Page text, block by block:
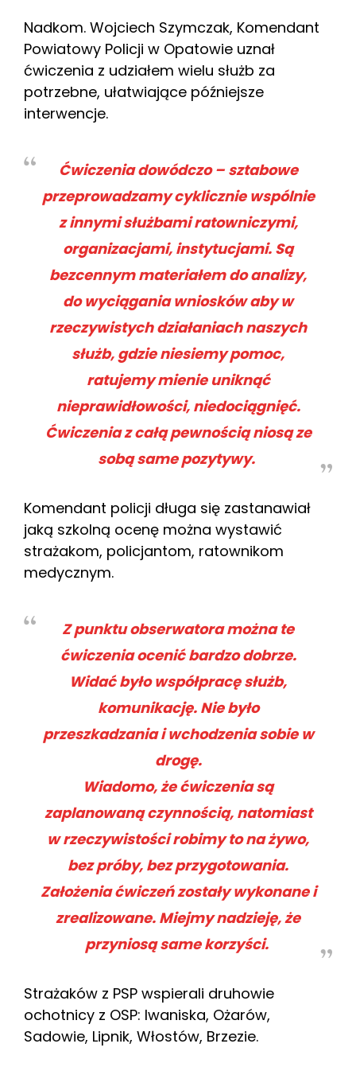
Nadkom. Wojciech Szymczak, Komendant
Powiatowy Policji w Opatowie uznał
ćwiczenia z udziałem wielu służb za
potrzebne, ułatwiające późniejsze
interwencje.
Ćwiczenia dowódczo – sztabowe
przeprowadzamy cyklicznie wspólnie
z innymi służbami ratowniczymi,
organizacjami, instytucjami. Są
bezcennym materiałem do analizy,
do wyciągania wniosków aby w
rzeczywistych działaniach naszych
służb, gdzie niesiemy pomoc,
ratujemy mienie uniknąć
nieprawidłowości, niedociągnięć.
Ćwiczenia z całą pewnością niosą ze
sobą same pozytywy.
Komendant policji długa się zastanawiał
jaką szkolną ocenę można wystawić
strażakom, policjantom, ratownikom
medycznym.
Z punktu obserwatora można te
ćwiczenia ocenić bardzo dobrze.
Widać było współpracę służb,
komunikację. Nie było
przeszkadzania i wchodzenia sobie w
drogę.
Wiadomo, że ćwiczenia są
zaplanowaną czynnością, natomiast
w rzeczywistości robimy to na żywo,
bez próby, bez przygotowania.
Założenia ćwiczeń zostały wykonane i
zrealizowane. Miejmy nadzieję, że
przyniosą same korzyści.
Strażaków z PSP wspierali druhowie
ochotnicy z OSP: Iwaniska, Ożarów,
Sadowie, Lipnik, Włostów, Brzezie.